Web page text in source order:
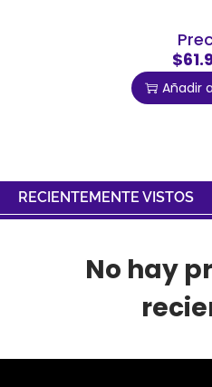
Añadir
RECIENTEMENTE VISTOS
No hay